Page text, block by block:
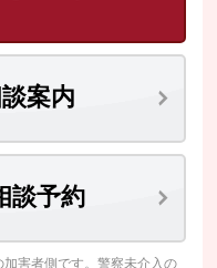
案内
談予約
害者側です。警察未介入の